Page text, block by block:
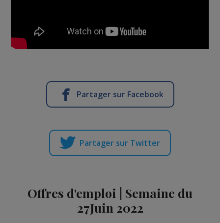
Partager sur Facebook
Partager sur Twitter
Offres d'emploi | Semaine du
27Juin 2022